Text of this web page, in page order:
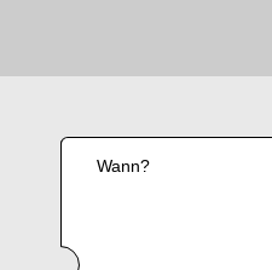
Wann?